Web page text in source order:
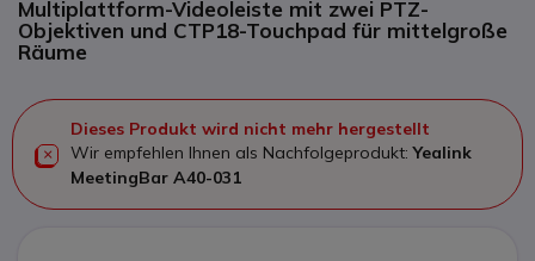
Multiplattform-Videoleiste mit zwei PTZ-
Objektiven und CTP18-Touchpad für mittelgroße
Räume
Dieses Produkt wird nicht mehr hergestellt
Wir empfehlen Ihnen als Nachfolgeprodukt:Yealink
MeetingBar A40-031